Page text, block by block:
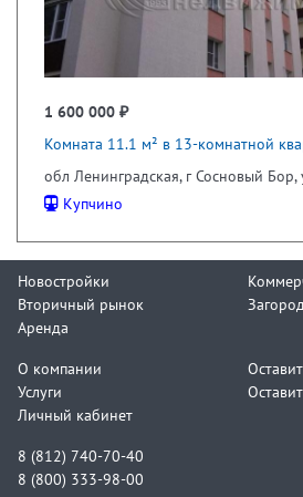
1 600 000 ₽
Комната 11.1 м² в 13-комнатной
обл Ленинградская, г Сосновый
Купчино
Новостройки
Вторичный рынок
Аренда
О компании
Услуги
Личный кабинет
8 (812) 740-70-40
8 (800) 333-98-00